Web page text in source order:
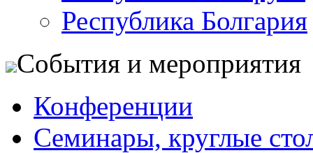
Республика Болгария
События и мероприятия
Конференции
Семинары, круглые